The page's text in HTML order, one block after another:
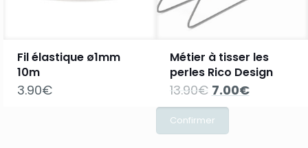
Fil élastique ø1mm
10m
3.90€
Métier à tisser les
perles Rico Design
13.90€ Le
initial
était :
7.00€Le